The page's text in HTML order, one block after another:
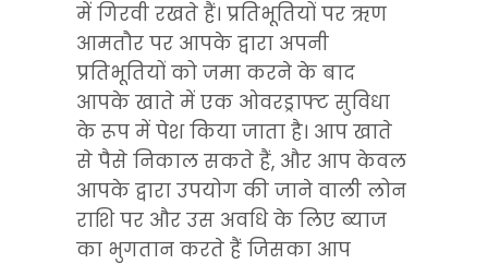
में गिरवी रखते हैं। प्रतिभूतियों पर ऋण
आमतौर पर आपके द्वारा अपनी
प्रतिभूतियों को जमा करने के बाद
आपके खाते में एक ओवरड्राफ्ट सुविधा
के रूप में पेश किया जाता है। आप खाते
से पैसे निकाल सकते हैं, और आप केवल
आपके द्वारा उपयोग की जाने वाली लोन
राशि पर और उस अवधि के लिए ब्याज
का भुगतान करते हैं जिसका आप